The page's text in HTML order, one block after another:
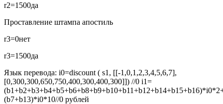
r2=1500да
Проставление штампа апостиль
r3=0нет
r3=1500да
Язык перевода: i0=discount ( s1, [[-1,0,1,2,3,4,5,6,7],
[0,300,300,650,750,400,300,400,300]]) //0 i1=
(b7+b13)*i0*10//0 рублей